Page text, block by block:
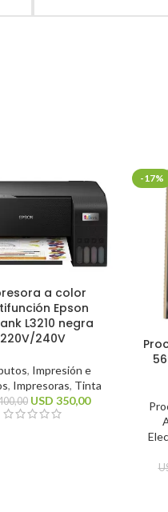
a color
Epson
L3210 negra
220V/240V
, Impresión e
, Impresoras, Tinta
USD 350,00
-17%